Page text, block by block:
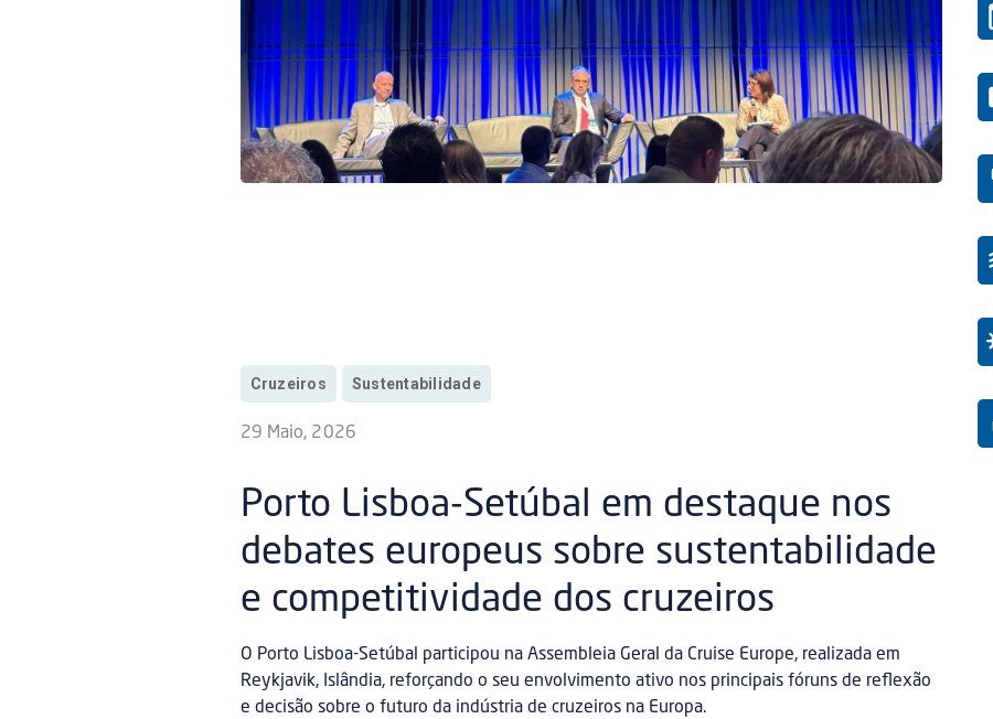
Cruzeiros Sustentabilidade
29 Maio, 2026
Porto Lisboa-Setúbal em destaque nos
debates europeus sobre sustentabilidade
e competitividade dos cruzeiros
O Porto Lisboa-Setúbal participou na Assembleia Geral da Cruise Europe, realizada em
Reykjavik, Islândia, reforçando o seu envolvimento ativo nos principais fóruns de reflexão
e decisão sobre o futuro da indústria de cruzeiros na Europa.